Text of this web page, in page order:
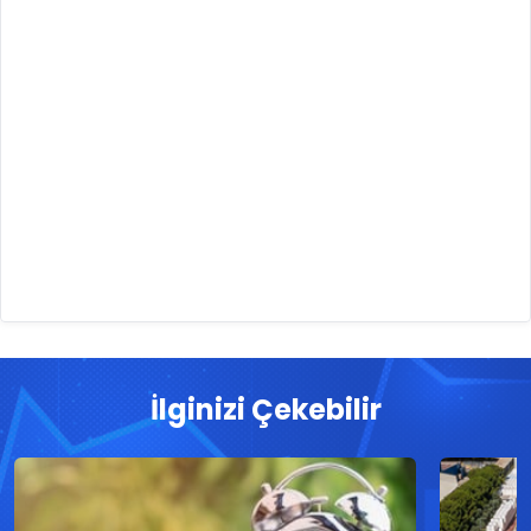
İlginizi Çekebilir